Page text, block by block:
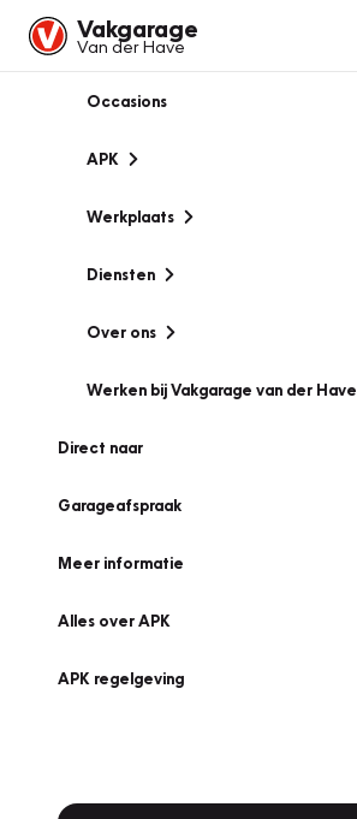
Vakgarage
Van der Have
Occasions
APK
Werkplaats
Diensten
Over ons
Werken bij Vakgarage van der Have
Direct naar
Garageafspraak
Meer informatie
Alles over APK
APK regelgeving